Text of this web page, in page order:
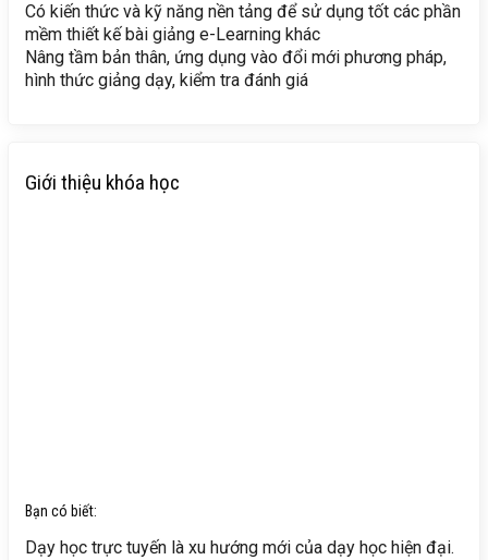
Có kiến thức và kỹ năng nền tảng để sử dụng tốt các phần
mềm thiết kế bài giảng e-Learning khác
Nâng tầm bản thân, ứng dụng vào đổi mới phương pháp,
hình thức giảng dạy, kiểm tra đánh giá
Giới thiệu khóa học
Bạn có biết:
Dạy học trực tuyến là xu hướng mới của dạy học hiện đại.